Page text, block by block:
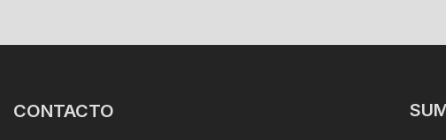
CONTACTO